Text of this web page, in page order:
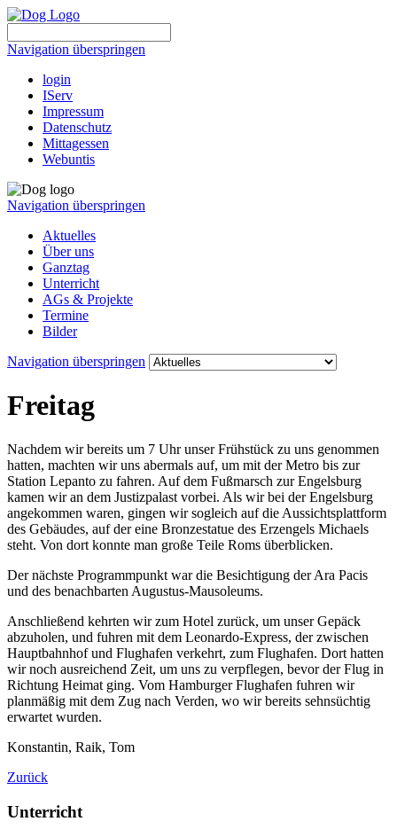
Navigation überspringen
login
IServ
Impressum
Datenschutz
Mittagessen
Webuntis
Navigation überspringen
Aktuelles
Über uns
Ganztag
Unterricht
AGs & Projekte
Termine
Bilder
Navigation überspringen
Freitag
Nachdem wir bereits um 7 Uhr unser Frühstück zu uns genommen
hatten, machten wir uns abermals auf, um mit der Metro bis zur
Station Lepanto zu fahren. Auf dem Fußmarsch zur Engelsburg
kamen wir an dem Justizpalast vorbei. Als wir bei der Engelsburg
angekommen waren, gingen wir sogleich auf die Aussichtsplattform
des Gebäudes, auf der eine Bronzestatue des Erzengels Michaels
steht. Von dort konnte man große Teile Roms überblicken.
Der nächste Programmpunkt war die Besichtigung der Ara Pacis
und des benachbarten Augustus-Mausoleums.
Anschließend kehrten wir zum Hotel zurück, um unser Gepäck
abzuholen, und fuhren mit dem Leonardo-Express, der zwischen
Hauptbahnhof und Flughafen verkehrt, zum Flughafen. Dort hatten
wir noch ausreichend Zeit, um uns zu verpflegen, bevor der Flug in
Richtung Heimat ging. Vom Hamburger Flughafen fuhren wir
planmäßig mit dem Zug nach Verden, wo wir bereits sehnsüchtig
erwartet wurden.
Konstantin, Raik, Tom
Zurück
Unterricht